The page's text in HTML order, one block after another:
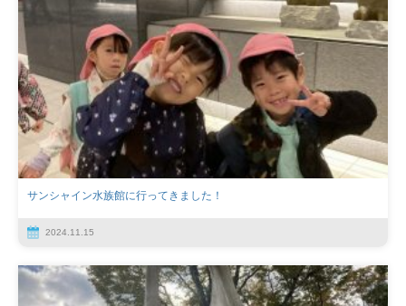
サンシャイン水族館に行ってきました！
2024.11.15